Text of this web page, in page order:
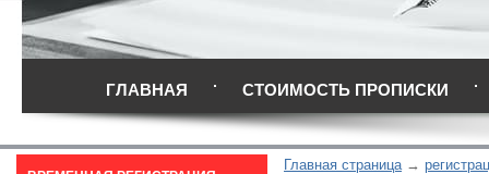
ГЛАВНАЯ СТОИМОСТЬ ПРОПИСКИ
Главная страница